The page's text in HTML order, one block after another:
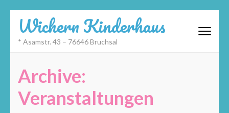
Inhalt
springen
Wichern Kinderhaus
* Asamstr. 43 – 76646 Bruchsal
Archive:
Veranstaltungen